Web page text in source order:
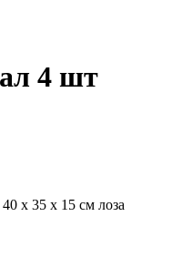
4 шт
х 35 х 15 см лоза